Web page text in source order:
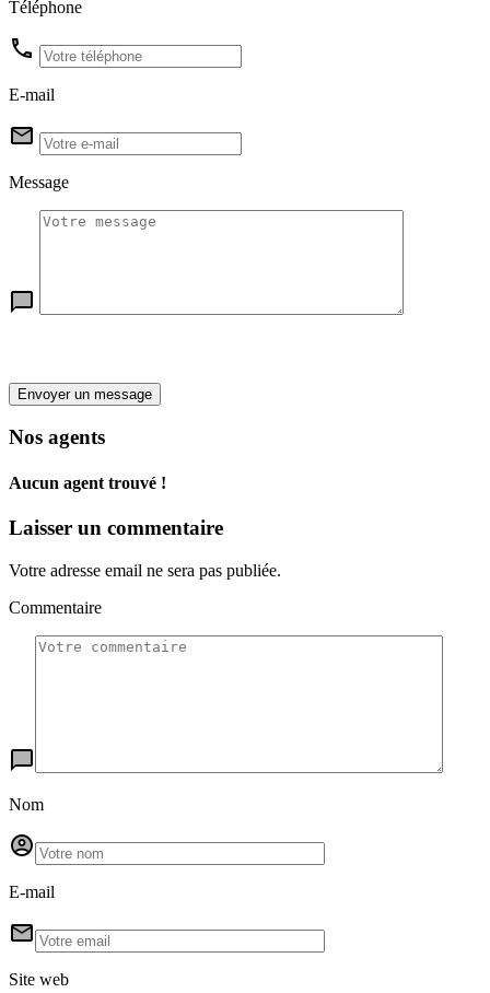
Téléphone
E-mail
Message
Envoyer un message
Nos agents
Aucun agent trouvé !
Laisser un commentaire
Votre adresse email ne sera pas publiée.
Commentaire
Nom
E-mail
Site web